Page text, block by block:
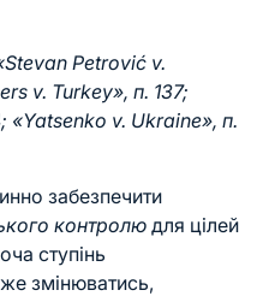
Petrović v.
v. Turkey», п. 137;
«Yatsenko v. Ukraine», п.
забезпечити
контролю для цілей
ступінь
змінюватись,